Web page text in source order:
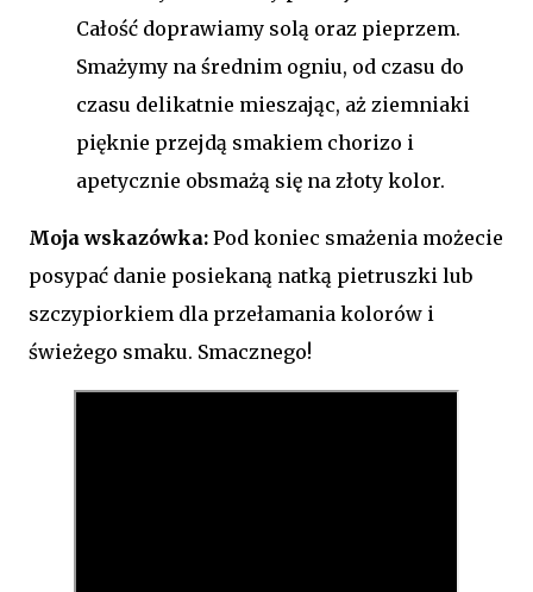
Całość doprawiamy solą oraz pieprzem.
Smażymy na średnim ogniu, od czasu do
czasu delikatnie mieszając, aż ziemniaki
pięknie przejdą smakiem chorizo i
apetycznie obsmażą się na złoty kolor.
Moja wskazówka: Pod koniec smażenia możecie
posypać danie posiekaną natką pietruszki lub
szczypiorkiem dla przełamania kolorów i
świeżego smaku. Smacznego!